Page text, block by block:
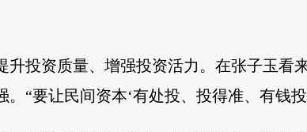
升投资质量、增强投资活力。在张子玉
“要让民间资本‘有处投、投得准、有钱